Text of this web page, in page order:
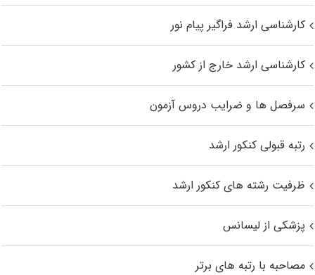
کارشناسی ارشد فراگیر پیام نور
کارشناسی ارشد خارج از کشور
سرفصل ها و ضرایب دروس آزمون
رتبه قبولی کنکور ارشد
ظرفیت رشته های کنکور ارشد
پزشکی از لیسانس
مصاحبه با رتبه های برتر